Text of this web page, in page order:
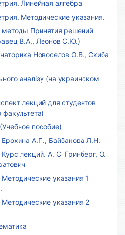
Линейная алгебра.
Методические указания.
методы Принятия решений
В.А., Леонов С.Ю.)
Новоселов О.В., Скиба
аналізу (на украинском
лекций для студентов
факультета)
пособие)
А.П., Байбакова Л.Н.
лекций. А. С. Гринберг, О.
указания 1
указания 2